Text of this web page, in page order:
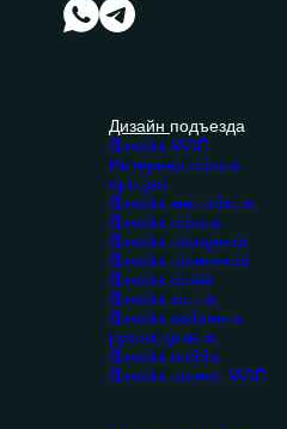
Дизайн подъезда
Дизайн МОП
Интерьер офиса
продаж
Дизайн вестибюля
Дизайн офиса
Дизайн парадной
Дизайн приемной
Дизайн фойе
Дизайн холла
Дизайн кабинета
руководителя
Дизайн лобби
Дизайн проект МОП